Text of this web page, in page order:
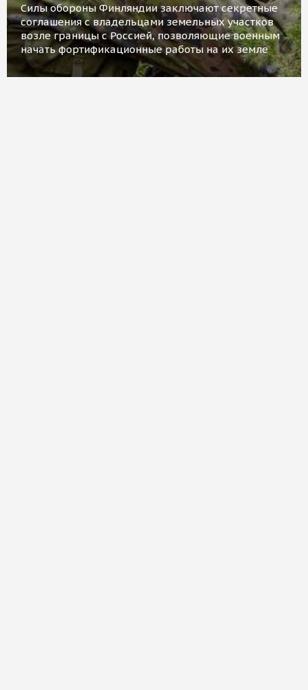
Силы обороны Финляндии заключают секретные
соглашения с владельцами земельных участков
возле границы с Россией, позволяющие военным
начать фортификационные работы на их земле